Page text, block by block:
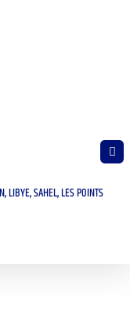
LIBYE, SAHEL, LES POINTS